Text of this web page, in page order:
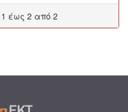
έως 2 από 2